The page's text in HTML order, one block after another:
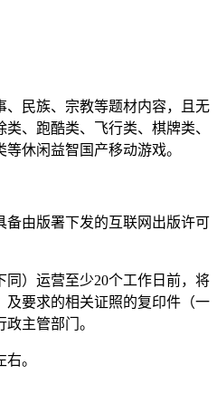
、民族、宗教等题材内容，且无
、跑酷类、飞行类、棋牌类、
休闲益智国产移动游戏。
备由版署下发的互联网出版许可
同）运营至少20个工作日前，将
及要求的相关证照的复印件（一
主管部门。
。